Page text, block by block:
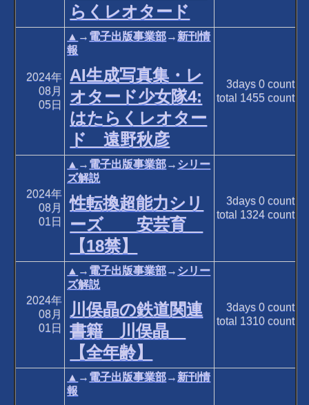
らくレオタード
2024年
08月
05日
▲ → 電子出版事業部→ 新刊情
報
AI生成写真集・レ
オタード少女隊4:
はたらくレオター
ド 遠野秋彦
3days 0count
total 1455count
2024年
08月
01日
▲ → 電子出版事業部→ シリー
ズ解説
性転換超能力シリ
ーズ 安芸育
【18禁】
3days 0count
total 1324count
2024年
08月
01日
▲ → 電子出版事業部→ シリー
ズ解説
川俣晶の鉄道関連
書籍 川俣晶
【全年齢】
3days 0count
total 1310count
▲ → 電子出版事業部→ 新刊情
報